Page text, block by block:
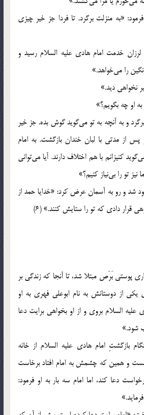
«به منزلت برگرد. تا فردا جز خير چيزي
خدمت امام هادي عليه السلام رسيد و
را مي‌خواهد.»
نخواهي ديد.»
او چه بگويم؟»
و به آنچه به تو مي‌گويد گوش بده. جز خير
از مدتي با لبان خندان بازگشت. به امام
کنيزانم با هم اختلاف دارند. آيا مي‌تواني
تو را بي‌نياز کنيم؟»
شد و رو به آسمان عرض کرد: «خدايا حمد از
قرار دادي که تو را ستايش کنند.» (6)
پوستي بَرَص مبتلا شد، تا آنجا که زندگي بر
يکي از دوستانش به نام ابوعلي فهري به او
السلام بروي و از او بخواهي برايت دعا
شود.»
بازگشتِ امام هادي عليه السلام از خانه
و همين که چشمش به امام افتاد برخاست
دعا کند، اما امام سه بار به او فرمود: